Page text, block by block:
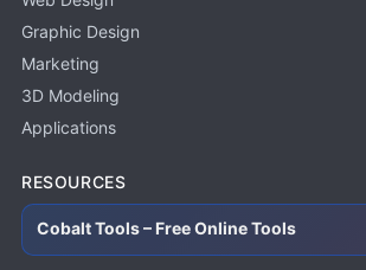
Graphic Design
Marketing
3D Modeling
Applications
RESOURCES
Cobalt Tools – Free Online Tools